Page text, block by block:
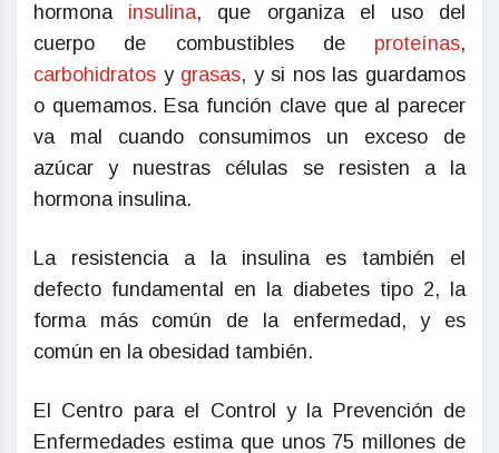
hormona insulina, que organiza el uso del
cuerpo de combustibles de proteínas,
carbohidratos y grasas, y si nos las guardamos
o quemamos. Esa función clave que al parecer
va mal cuando consumimos un exceso de
azúcar y nuestras células se resisten a la
hormona insulina.
La resistencia a la insulina es también el
defecto fundamental en la diabetes tipo 2, la
forma más común de la enfermedad, y es
común en la obesidad también.
El Centro para el Control y la Prevención de
Enfermedades estima que unos 75 millones de